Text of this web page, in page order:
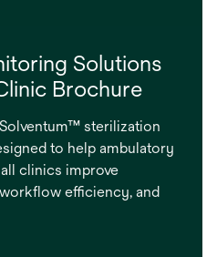
Solutions
Brochure
sterilization
to help ambulatory
clinics improve
efficiency, and